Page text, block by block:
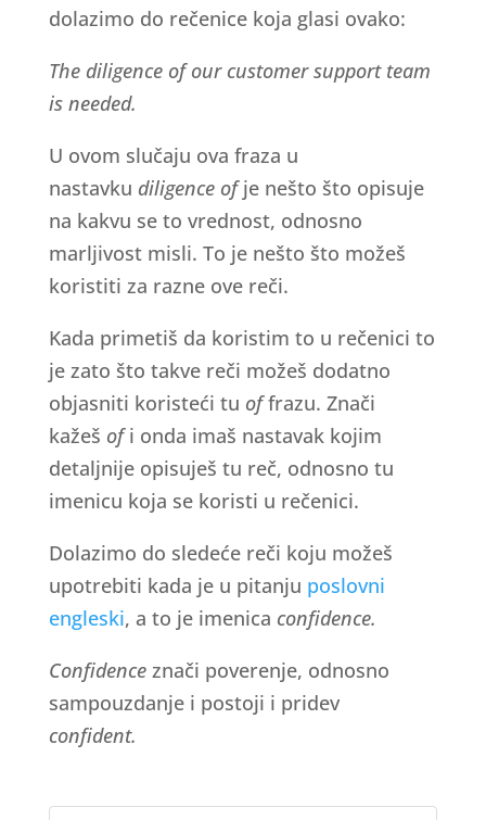
dolazimo do rečenice koja glasi ovako:
The diligence of our customer support team
is needed.
U ovom slučaju ova fraza u
nastavku diligence ofje nešto što opisuje
na kakvu se to vrednost, odnosno
marljivost misli. To je nešto što možeš
koristiti za razne ove reči.
Kada primetiš da koristim to u rečenici to
je zato što takve reči možeš dodatno
objasniti koristeći tu offrazu. Znači
kažeš ofi onda imaš nastavak kojim
detaljnije opisuješ tu reč, odnosno tu
imenicu koja se koristi u rečenici.
Dolazimo do sledeće reči koju možeš
upotrebiti kada je u pitanju poslovni
engleski, a to je imenica confidence.
Confidence znači poverenje, odnosno
sampouzdanje i postoji i pridev
confident.